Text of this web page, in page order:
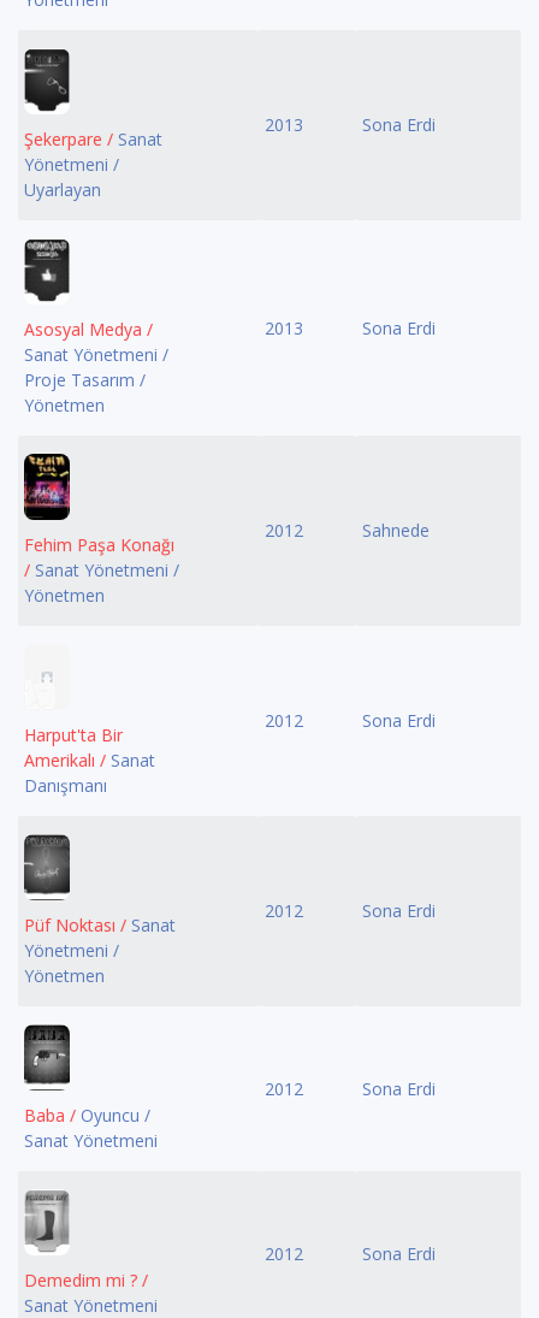
Şekerpare / Sanat
Yönetmeni /
Uyarlayan
2013 Sona Erdi
Asosyal Medya /
Sanat Yönetmeni /
Proje Tasarım /
Yönetmen
2013 Sona Erdi
Fehim Paşa Konağı
/ Sanat Yönetmeni /
Yönetmen
2012 Sahnede
Harput'ta Bir
Amerikalı / Sanat
Danışmanı
2012 Sona Erdi
Püf Noktası / Sanat
Yönetmeni /
Yönetmen
2012 Sona Erdi
Baba / Oyuncu /
Sanat Yönetmeni
2012 Sona Erdi
Demedim mi ? /
Sanat Yönetmeni
2012 Sona Erdi